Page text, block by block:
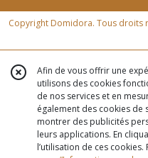
Copyright Domidora. Tous droits
Afin de vous offrir une
utilisons des cookies
de nos services et en
également des cookies de
montrer des publicités
leurs applications. En
l’utilisation de ces